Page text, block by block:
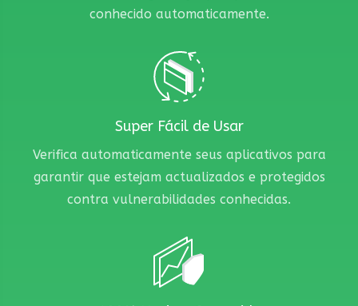
conhecido automaticamente.
Super Fácil de Usar
Verifica automaticamente seus aplicativos para
garantir que estejam actualizados e protegidos
contra vulnerabilidades conhecidas.